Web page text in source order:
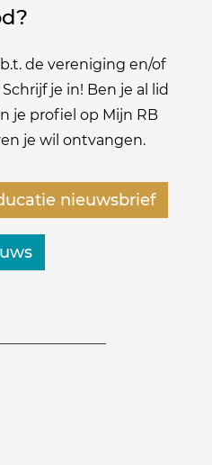
de vereniging en/of
je in! Ben je al lid
je profiel op Mijn RB
je wil ontvangen.
nieuwsbrief